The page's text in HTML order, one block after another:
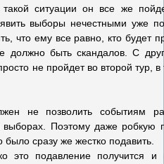
ситуации он все же
выборы нечестными уже
что ему все равно, кто будет
быть скандалов. С
не пройдет во второй тур,
не позволить событиям
выборах. Поэтому даже робкую
сразу же жестко подавить.
это подавление получится